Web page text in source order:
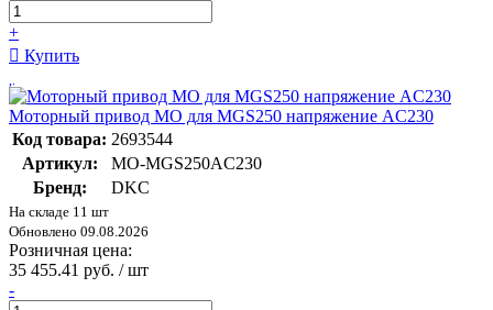
+
Купить
Моторный привод MO для MGS250 напряжение AC230
Код товара: 2693544
Артикул:
MO-MGS250AC230
Бренд:
DKC
На складе 11 шт
Обновлено 09.08.2026
Розничная цена:
35 455.41 руб. / шт
-